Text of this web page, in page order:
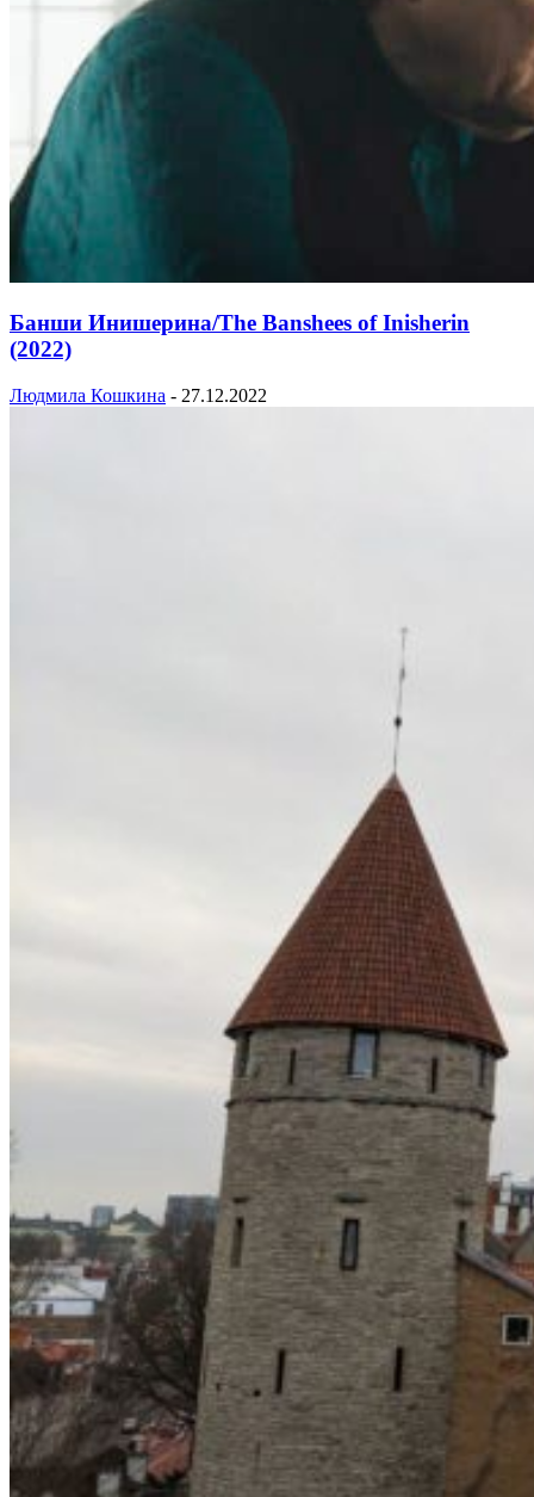
Банши Инишерина/The Banshees of Inisherin
(2022)
Людмила Кошкина - 27.12.2022